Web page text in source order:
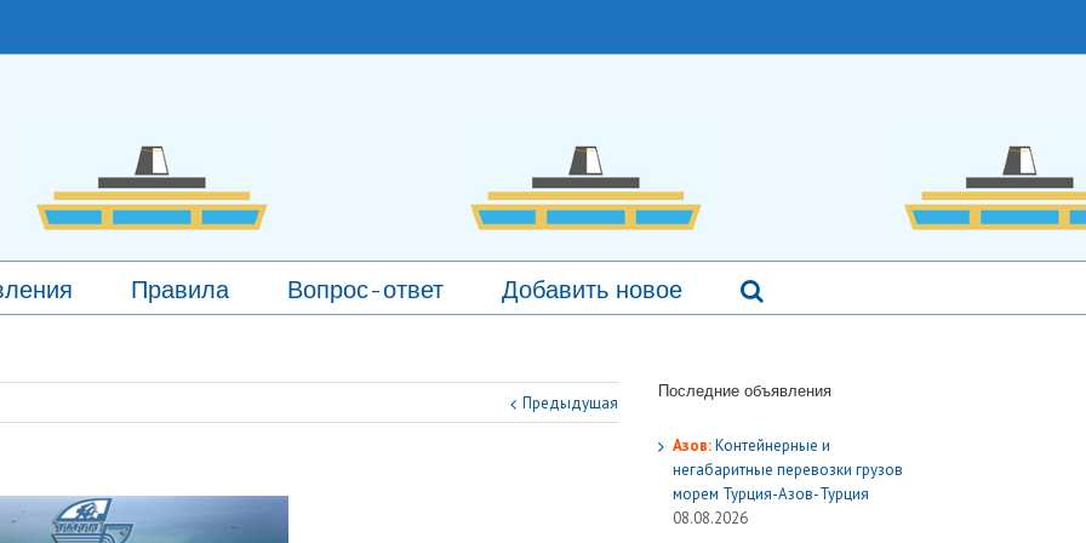
Правила Вопрос-ответ Добавить новое
Предыдущая
Последние объявления
Азов:Контейнерные и
негабаритные перевозки грузов
морем Турция-Азов-Турция
08.08.2026